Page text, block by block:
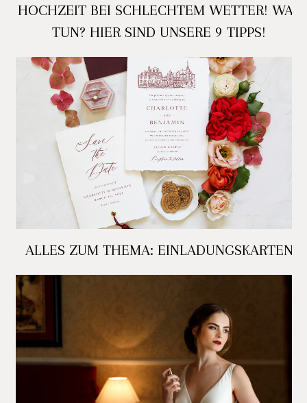
HOCHZEIT BEI SCHLECHTEM WETTER! WAS
TUN? HIER SIND UNSERE 9 TIPPS!
ALLES ZUM THEMA: EINLADUNGSKARTEN